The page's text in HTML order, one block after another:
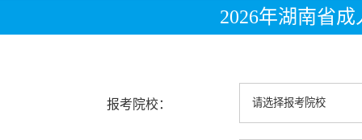
2026年湖南省
报考院校：